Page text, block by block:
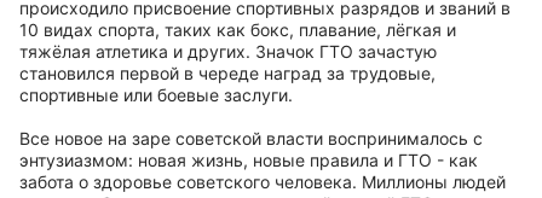
происходило присвоение спортивных разрядов и званий в
10 видах спорта, таких как бокс, плавание, лёгкая и
тяжёлая атлетика и других. Значок ГТО зачастую
становился первой в череде наград за трудовые,
спортивные или боевые заслуги.
Все новое на заре советской власти воспринималось с
энтузиазмом: новая жизнь, новые правила и ГТО - как
забота о здоровье советского человека. Миллионы людей